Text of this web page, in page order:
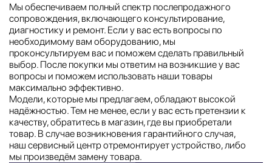
Мы обеспечиваем полный спектр послепродажного
сопровождения, включающего консультирование,
диагностику и ремонт. Если у вас есть вопросы по
необходимому вам оборудованию, мы
проконсультируем вас и поможем сделать правильный
выбор. После покупки мы ответим на возникшие у вас
вопросы и поможем использовать наши товары
максимально эффективно.
Модели, которые мы предлагаем, обладают высокой
надёжностью. Тем не менее, если у вас есть претензии к
качеству, обратитесь в магазин, где вы приобретали
товар. В случае возникновения гарантийного случая,
наш сервисный центр отремонтирует устройство, либо
мы произведём замену товара.